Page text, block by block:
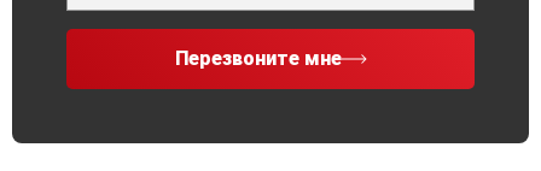
Перезвоните мне